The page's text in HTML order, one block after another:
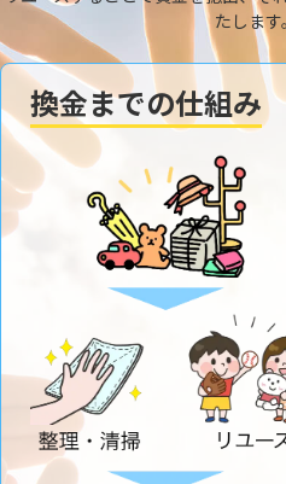
たします。
換金までの仕組み